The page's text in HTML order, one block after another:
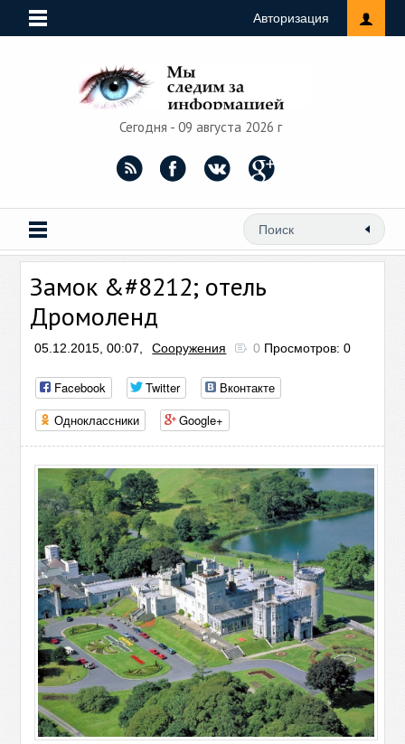
Авторизация
Сегодня - 09 августа 2026 г
Замок &#8212; отель
Дромоленд
05.12.2015, 00:07, Сооружения 0 Просмотров: 0
Facebook Twitter
Вконтакте
Одноклассники
Google+